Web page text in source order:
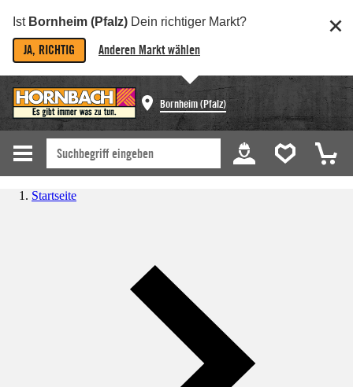
Ist Bornheim (Pfalz) Dein richtiger Markt?
JA, RICHTIG Anderen Markt wählen
Bornheim (Pfalz)
Startseite